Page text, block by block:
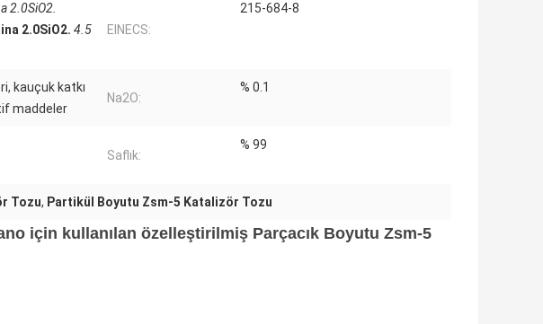
2.0SiO2.
2.0SiO2. 4.5
EINECS:
215-684-8
kauçuk katkı
maddeler
Na2O:
% 0.1
Saflık:
% 99
Tozu, Partikül Boyutu Zsm-5 Katalizör Tozu
için kullanılan özelleştirilmiş Parçacık Boyutu Zsm-5